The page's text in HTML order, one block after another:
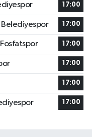
17:00
Belediyespor 17:00
17:00
17:00
17:00
17:00